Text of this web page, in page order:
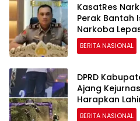
KasatRes
Perak Bantah
Narkoba
BERITA NASIONAL
DPRD
Ajang
Harapkan
Berprestasi.
BERITA NASIONAL